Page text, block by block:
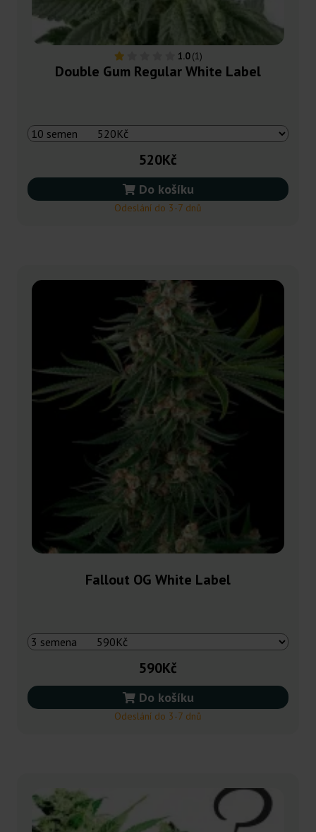
1.0(1)
Double Gum Regular White Label
520Kč
Do košíku
Odeslání do 3-7 dnů
Fallout OG White Label
590Kč
Do košíku
Odeslání do 3-7 dnů